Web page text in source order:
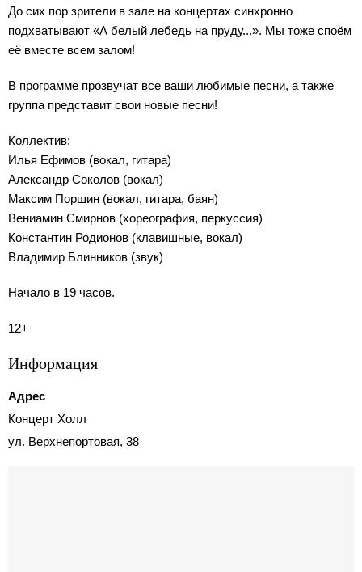
До сих пор зрители в зале на концертах синхронно
подхватывают «А белый лебедь на пруду...». Мы тоже споём
её вместе всем залом!
В программе прозвучат все ваши любимые песни, а также
группа представит свои новые песни!
Коллектив:
Илья Ефимов (вокал, гитара)
Александр Соколов (вокал)
Максим Поршин (вокал, гитара, баян)
Вениамин Смирнов (хореография, перкуссия)
Константин Родионов (клавишные, вокал)
Владимир Блинников (звук)
Начало в 19 часов.
12+
Информация
Адрес
Концерт Холл
ул. Верхнепортовая, 38